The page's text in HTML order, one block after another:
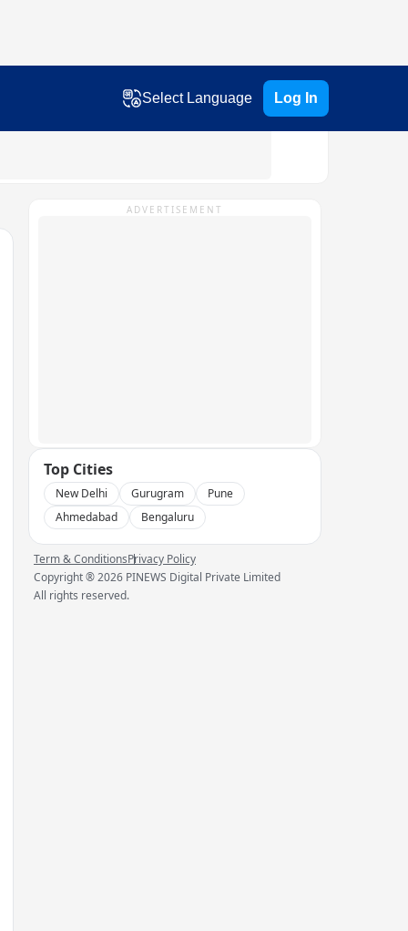
Select Language Log In
ADVERTISEMENT
Top Cities
New Delhi Gurugram
Pune
Ahmedabad
Bengaluru
Term & ConditionsPrivacy Policy
Copyright ®2026 PINEWS Digital Private Limited
All rights reserved.